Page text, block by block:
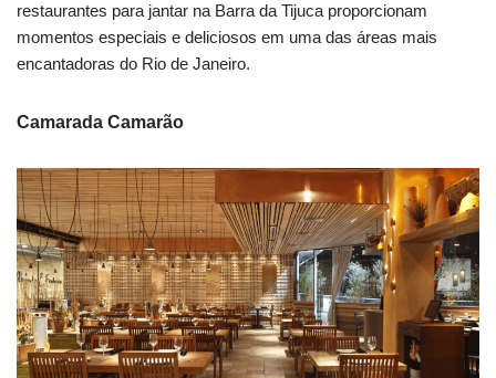
restaurantes para jantar na Barra da Tijuca proporcionam
momentos especiais e deliciosos em uma das áreas mais
encantadoras do Rio de Janeiro.
Camarada Camarão